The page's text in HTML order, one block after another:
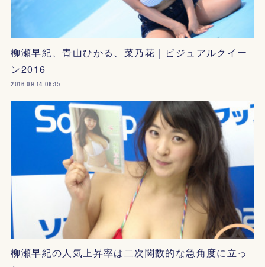
柳瀬早紀、青山ひかる、菜乃花｜ビジュアルクイー
ン2016
2016.09.14 06:15
柳瀬早紀の人気上昇率は二次関数的な急角度に立っ